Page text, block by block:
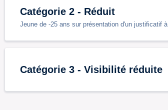
Catégorie 2 - Réduit
Jeune de -25 ans sur présentation d'un justificatif
Catégorie 3 - Visibilité réduite